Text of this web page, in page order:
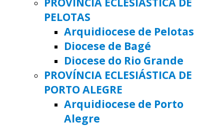
PELOTAS
Arquidiocese de Pelotas
Diocese de Bagé
Diocese do Rio Grande
PROVÍNCIA ECLESIÁSTICA DE
PORTO ALEGRE
Arquidiocese de Porto
Alegre